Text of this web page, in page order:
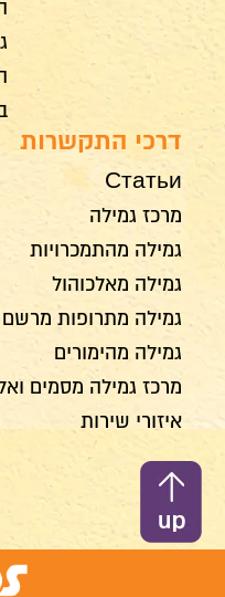
דרכי התקשרות
Статьи
מרכז גמילה
גמילה מהתמכרויות
גמילה מאלכוהול
גמילה מתרופות מרשם
גמילה מהימורים
מרכז גמילה מסמים
איזורי שירות